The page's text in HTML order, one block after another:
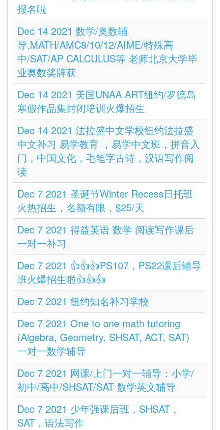
报名啦
Dec 14 2021 数学/奥数辅
导,MATH/AMC8/10/12/AIME/特殊高
中/SAT/AP CALCULUS等 老师北京大学毕
业奥数奖牌获
Dec 14 2021 美国UNAA ART纽约/罗德岛
寒假作品集封闭培训火爆招生
Dec 14 2021 法拉盛中文学校纽约法拉盛
中文补习 易学教育 ，易学中文班，拼音入
门，中国文化，毛笔字古诗，汉语写作阅
读
Dec 7 2021 圣诞节Winter Recess日托班
火热招生，名额有限，$25/天
Dec 7 2021 得益英语 数学 阅读写作课后
一对一补习
Dec 7 2021 👍👍👍PS107，PS22课后辅导
班火爆招生啦👍👍👍
Dec 7 2021 纽约知名补习学校
Dec 7 2021 One to one math tutoring
(Algebra, Geometry, SHSAT, ACT, SAT)
一对一数学辅导
Dec 7 2021 网课/上门一对一辅导：小学/
初中/高中/SHSAT/SAT 数学英文辅导
Dec 7 2021 少年强课后班，SHSAT，
SAT，语法写作